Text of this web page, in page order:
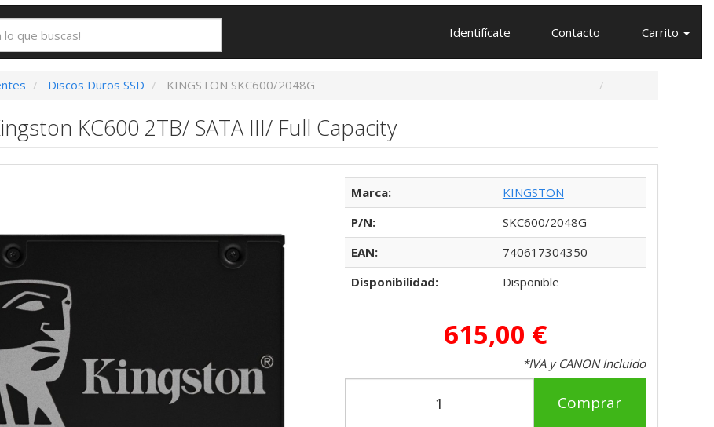
Identifícate Contacto Carrito
Discos Duros SSD KINGSTON SKC600/2048G
KC600 2TB/ SATA III/ Full Capacity
Marca:
KINGSTON
P/N:
SKC600/2048G
EAN:
740617304350
Disponibilidad:
Disponible
615,00 €
*IVA y CANON Incluido
Comprar